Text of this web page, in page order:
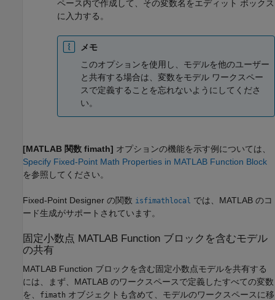
ペース内で作成して、その変数名をエディット ボックス
に入力する。
メモ
このオプションを使用し、モデルを他のユーザー
と共有する場合は、変数をモデル ワークスペー
スで定義することを忘れないようにしてくださ
い。
[MATLAB 関数 fimath] オプションの機能を示す例については、
Specify Fixed-Point Math Properties in MATLAB Function Block
を参照してください。
Fixed-Point Designer の関数 isfimathlocal
では、MATLAB のコ
ード生成がサポートされています。
固定小数点 MATLAB Function ブロックを含むモデル
の共有
MATLAB Function ブロックを含む固定小数点モデルを共有する
には、まず、MATLAB のワークスペースで定義したすべての変数
を、
fimath オブジェクトも含めて、モデルのワークスペースに移